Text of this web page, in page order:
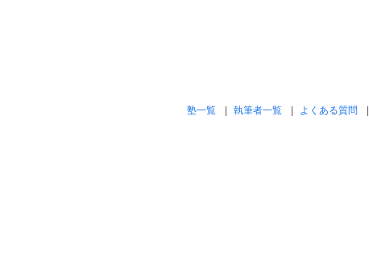
塾一覧 執筆者一覧 よくある質問